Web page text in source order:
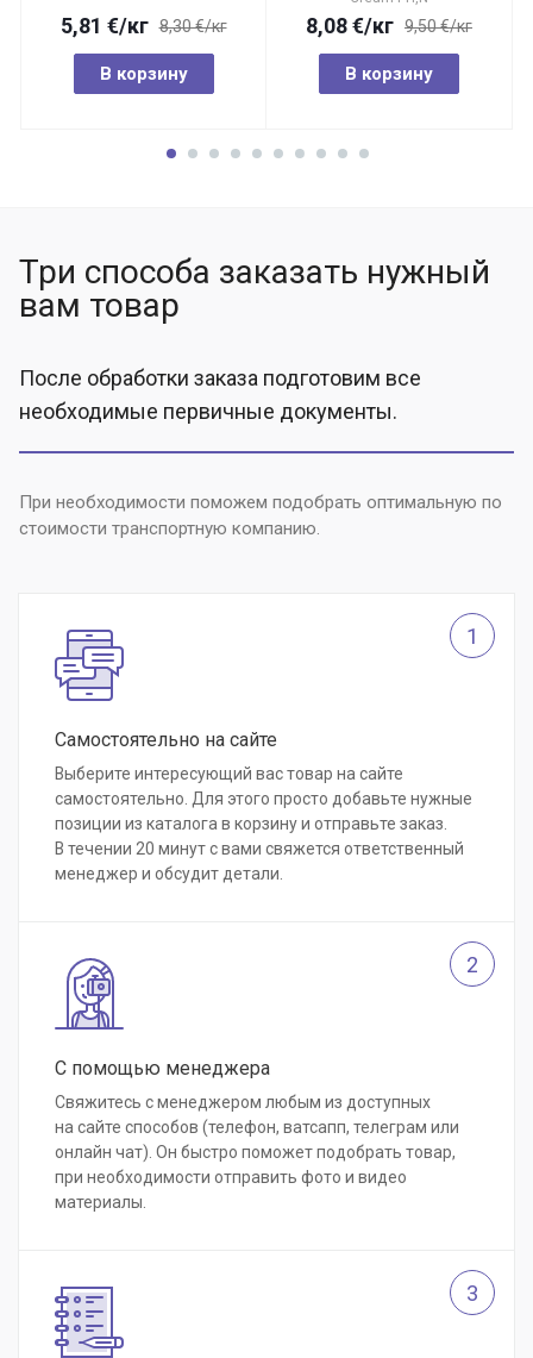
5,81 €/кг 8,30 €/кг
В корзину
8,08€/кг 9,50 €/кг
В корзину
Три способа заказать нужный
вам товар
После обработки заказа подготовим все
необходимые первичные документы.
При необходимости поможем подобрать оптимальную по
стоимости транспортную компанию.
1
Самостоятельно на сайте
Выберите интересующий вас товар на сайте
самостоятельно. Для этого просто добавьте нужные
позиции из каталога в корзину и отправьте заказ.
В течении 20 минут с вами свяжется ответственный
менеджер и обсудит детали.
2
С помощью менеджера
Свяжитесь с менеджером любым из доступных
на сайте способов (телефон, ватсапп, телеграм или
онлайн чат). Он быстро поможет подобрать товар,
при необходимости отправить фото и видео
материалы.
3